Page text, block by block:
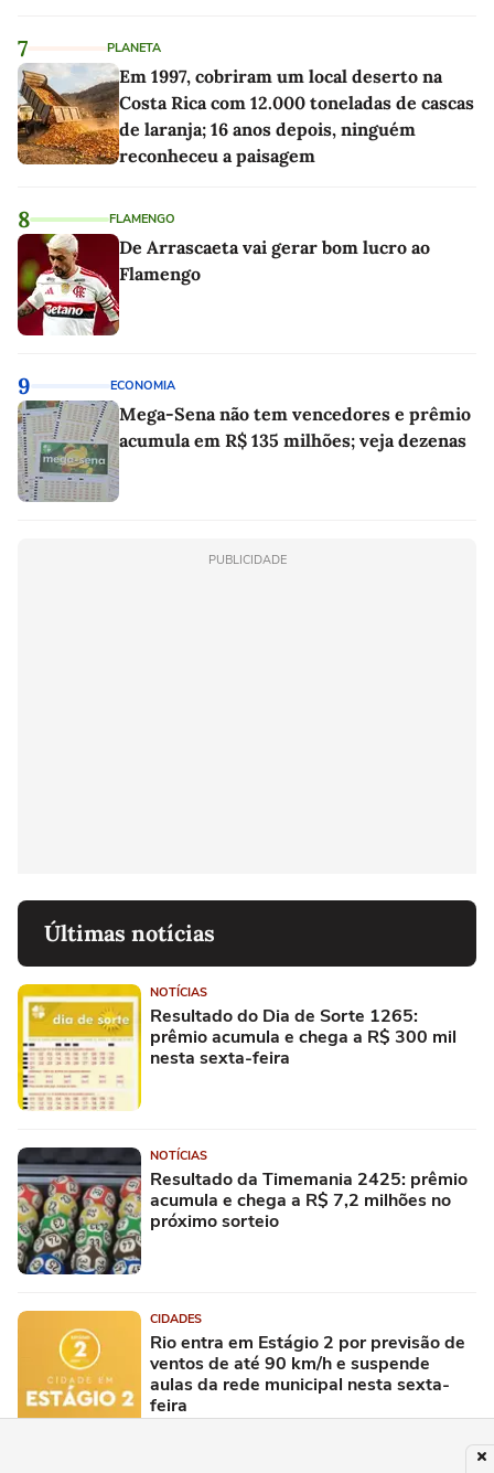
7 PLANETA
Em 1997, cobriram um local deserto na
Costa Rica com 12.000 toneladas de cascas
de laranja; 16 anos depois, ninguém
reconheceu a paisagem
8 FLAMENGO
De Arrascaeta vai gerar bom lucro ao
Flamengo
9 ECONOMIA
Mega-Sena não tem vencedores e prêmio
acumula em R$ 135 milhões; veja dezenas
PUBLICIDADE
Últimas notícias
NOTÍCIAS
Resultado do Dia de Sorte 1265:
prêmio acumula e chega a R$ 300 mil
nesta sexta-feira
NOTÍCIAS
Resultado da Timemania 2425: prêmio
acumula e chega a R$ 7,2 milhões no
próximo sorteio
CIDADES
Rio entra em Estágio 2 por previsão de
ventos de até 90 km/h e suspende
aulas da rede municipal nesta sexta-
feira